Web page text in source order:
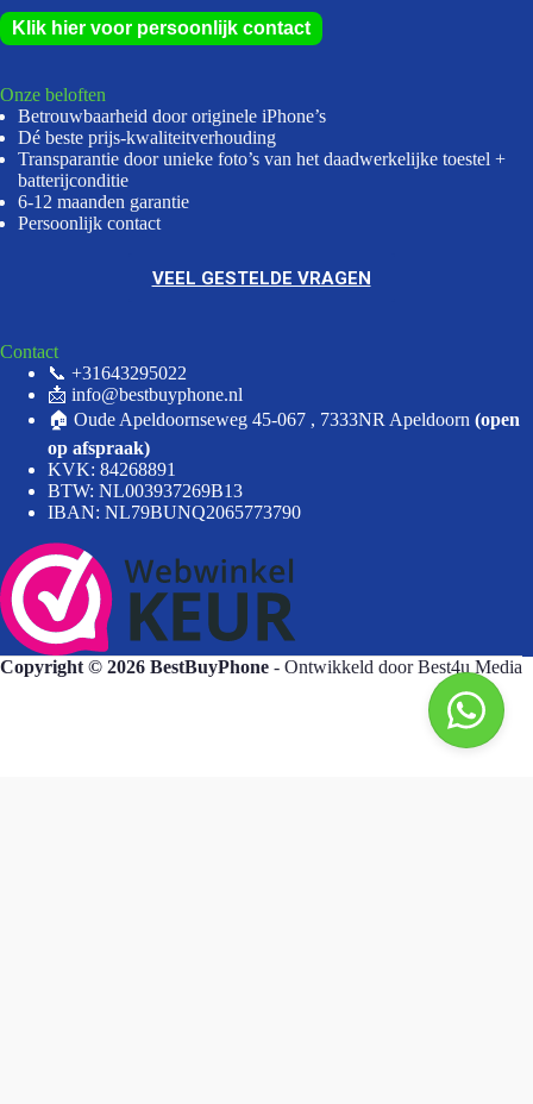
Klik hier voor persoonlijk contact
Onze beloften
Betrouwbaarheid door originele iPhone’s
Dé beste prijs-kwaliteitverhouding
Transparantie door unieke foto’s van het daadwerkelijke toestel +
batterijconditie
6-12 maanden garantie
Persoonlijk contact
VEEL GESTELDE VRAGEN
Contact
📞 +31643295022
📩 info@bestbuyphone.nl
🏠 Oude Apeldoornseweg 45-067 , 7333NR Apeldoorn (open
op afspraak)
KVK: 84268891
BTW: NL003937269B13
IBAN: NL79BUNQ2065773790
Copyright © 2026 BestBuyPhone - Ontwikkeld doorBest4u Media